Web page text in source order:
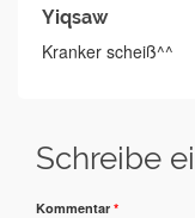
Yiqsaw
Kranker scheiß^^
Schreibe
Kommentar *